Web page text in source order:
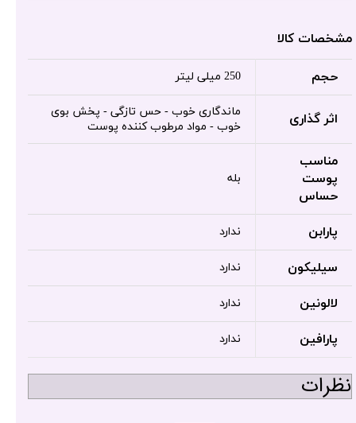
مشخصات کالا
حجم 250 میلی لیتر
اثر گذاری
ماندگاری خوب - حس تازگی - پخش بوی
خوب - مواد مرطوب کننده پوست
مناسب
پوست
حساس
بله
پارابن ندارد
سیلیکون ندارد
لالونین ندارد
پارافین ندارد
نظرات